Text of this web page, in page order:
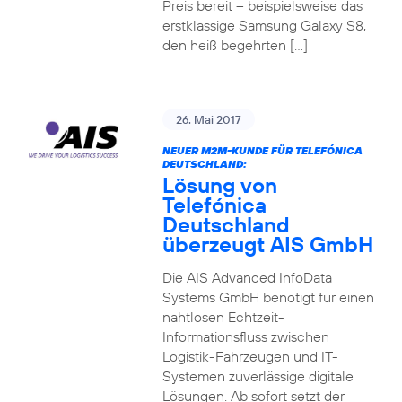
Preis bereit – beispielsweise das
erstklassige Samsung Galaxy S8,
den heiß begehrten […]
26. Mai 2017
NEUER M2M-KUNDE FÜR TELEFÓNICA
DEUTSCHLAND:
Lösung von
Telefónica
Deutschland
überzeugt AIS GmbH
Die AIS Advanced InfoData
Systems GmbH benötigt für einen
nahtlosen Echtzeit-
Informationsfluss zwischen
Logistik-Fahrzeugen und IT-
Systemen zuverlässige digitale
Lösungen. Ab sofort setzt der